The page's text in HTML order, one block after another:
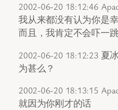
2002-06-20 18:12:46
我从来都没有认为你是
而且，我肯定不会吓一
2002-06-20 18:12:23 夏冰
为甚么？
2002-06-20 18:13:15
就因为你刚才的话